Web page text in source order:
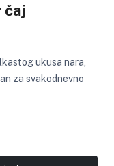
čaj
ukusa nara,
za svakodnevno